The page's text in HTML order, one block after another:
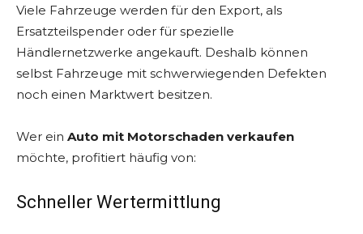
Viele Fahrzeuge werden für den Export, als
Ersatzteilspender oder für spezielle
Händlernetzwerke angekauft. Deshalb können
selbst Fahrzeuge mit schwerwiegenden Defekten
noch einen Marktwert besitzen.
Wer ein Auto mit Motorschaden verkaufen
möchte, profitiert häufig von:
Schneller Wertermittlung